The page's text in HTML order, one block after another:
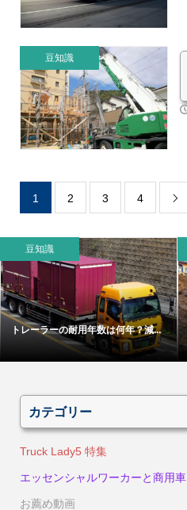
豆知識
1 2 3 4 
豆知識
トレーラーの耐用年数は何年？減...
カテゴリー
Truck Lady5 特集
エッセンシャルワーカーと商用車
お薦め動画